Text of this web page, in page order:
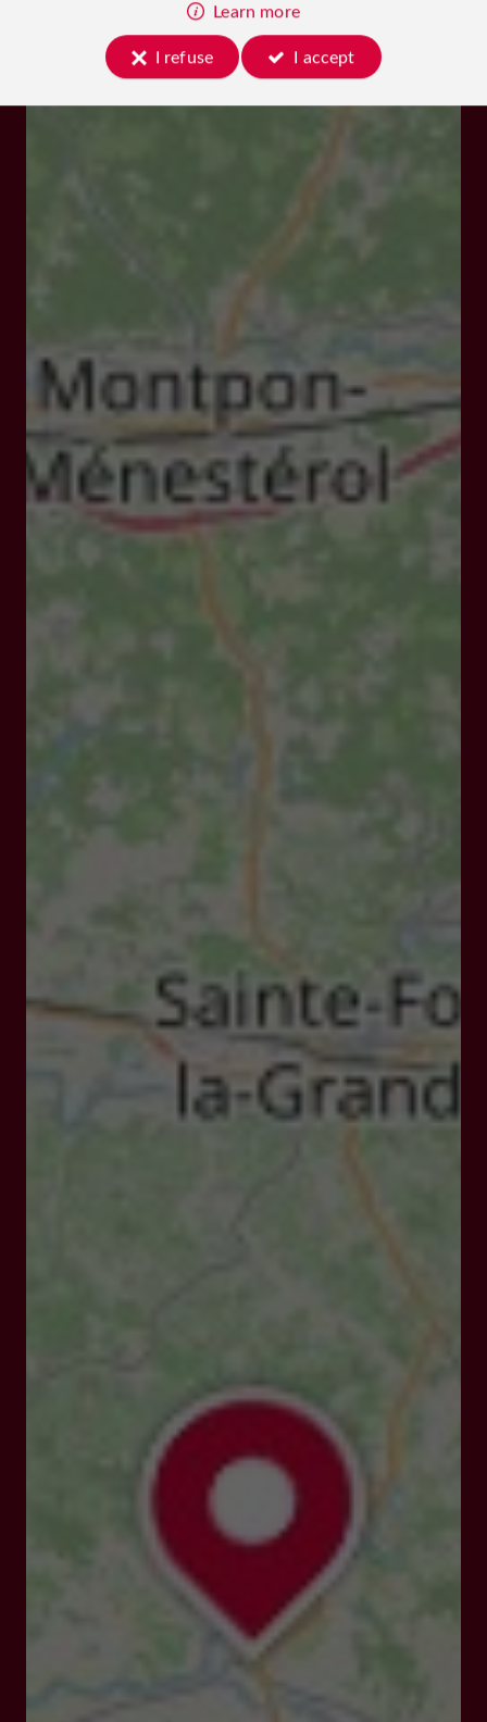
Learn more
I refuse
I accept